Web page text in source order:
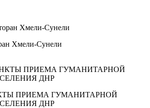
Хмели-Сунели
ПРИЕМА ГУМАНИТАРНОЙ
ДНР